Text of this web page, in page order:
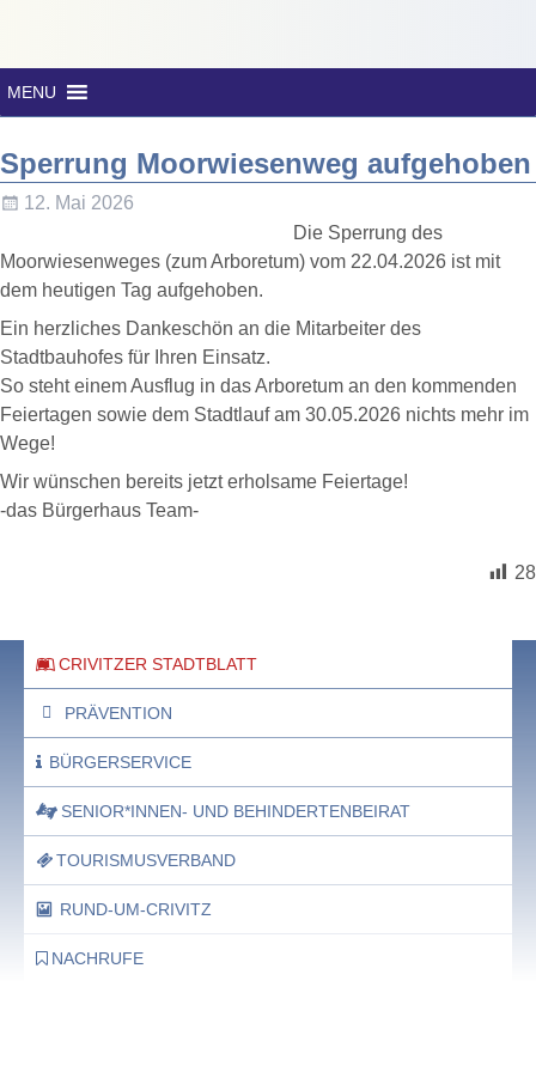
MENU
Sperrung Moorwiesenweg aufgehoben
12. Mai 2026
Die Sperrung des
Moorwiesenweges (zum Arboretum) vom 22.04.2026 ist mit
dem heutigen Tag aufgehoben.
Ein herzliches Dankeschön an die Mitarbeiter des
Stadtbauhofes für Ihren Einsatz.
So steht einem Ausflug in das Arboretum an den kommenden
Feiertagen sowie dem Stadtlauf am 30.05.2026 nichts mehr im
Wege!
Wir wünschen bereits jetzt erholsame Feiertage!
-das Bürgerhaus Team-
28
CRIVITZER STADTBLATT
PRÄVENTION
BÜRGERSERVICE
SENIOR*INNEN- UND BEHINDERTENBEIRAT
TOURISMUSVERBAND
RUND-UM-CRIVITZ
NACHRUFE